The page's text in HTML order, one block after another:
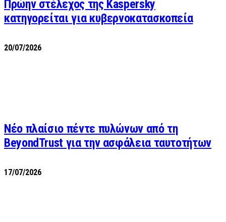
Πρώην στέλεχος της Kaspersky
κατηγορείται για κυβερνοκατασκοπεία
20/07/2026
Νέο πλαίσιο πέντε πυλώνων από τη
BeyondTrust για την ασφάλεια ταυτοτήτων
17/07/2026